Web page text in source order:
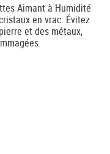
Aimant à Humidité
en vrac. Évitez
et des métaux,